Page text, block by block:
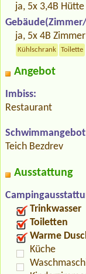
ja, 5x 3,4B Hütte
ja, 5x 4B Zimmer
Kühlschrank Toilette
Angebot
Imbiss:
Restaurant
Teich Bezdrev
Ausstattung
Trinkwasser
Toiletten
Warme
Küche